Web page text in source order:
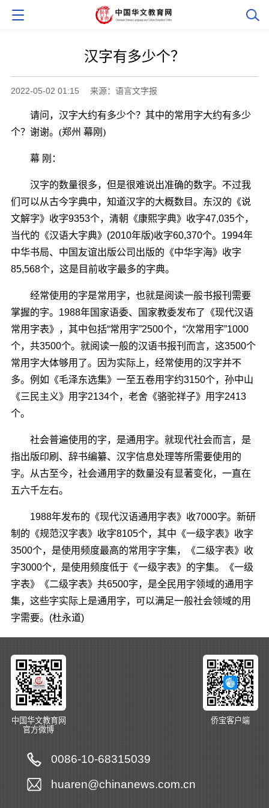
汉字有多少个？
2022-05-02 01:15 来源：语言文字报
请问，汉字大约有多少个？其中的常用字大约有多少
个？谢谢。(郑州 幕刚)
幕 刚：
汉字的数量很多，但是很难说出准确的数字。不过我
们可以从古今字典中，知道汉字的大概数目。东汉的《说
文解字》收字9353个，清朝《康熙字典》收字47,035个，
当代的《汉语大字典》(2010年版)收字60,370个。1994年
中华书局、中国友谊出版公司出版的《中华字海》收字
85,568个，这是目前收字最多的字典。
经常使用的字是常用字，也就是阅读一般书报刊需要
掌握的字。1988年国家语委、国家教委发布了《现代汉语
常用字表》，其中包括“常用字”2500个，“次常用字”1000
个，共3500个。就阅读一般的汉语书报刊而言，这3500个
常用字大体够用了。因为实际上，经常使用的汉字并不
多。例如《毛泽东选集》一至五卷用字约3150个，孙中山
《三民主义》用字2134个，老舍《骆驼祥子》用字2413
个。
社会普遍使用的字，是通用字。就现代社会而言，是
指出版印刷、辞书编纂、汉字信息处理等所需要使用的
字。从古至今，社会通用字的数量没有显著变化，一直在
五六千左右。
1988年发布的《现代汉语通用字表》收7000字。新研
制的《规范汉字表》收字8105个，其中《一级字表》收字
3500个，是使用频度最高的常用字字集，《二级字表》收
字3000个，是使用频度低于《一级字表》的字集。《一级
字表》《二级字表》共6500字，是全民用字领域的通用字
集，这些字实际上是通用字，可以满足一般社会领域的用
字需要。(杜永道)
中国华文教育网
官方微博
侨宝客户端
0086-10-68315039
huaren@chinanews.com.cn